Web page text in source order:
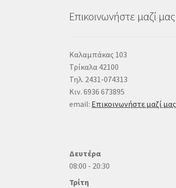
Επικοινωνήστε μαζί μας
Καλαμπάκας 103
Τρίκαλα 42100
Τηλ. 2431-074313
Κιν. 6936 673895
email: Επικοινωνήστε μαζί μας
Δευτέρα
08:00 - 20:30
Τρίτη